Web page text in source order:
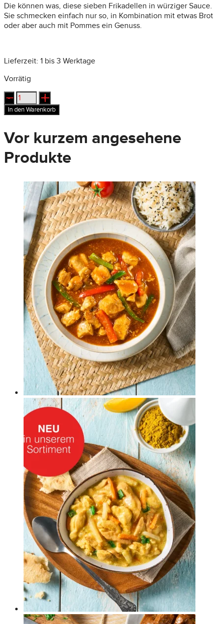
Die können was, diese sieben Frikadellen in würziger Sauce.
Sie schmecken einfach nur so, in Kombination mit etwas Brot
oder aber auch mit Pommes ein Genuss.
Lieferzeit: 1 bis 3 Werktage
Vorrätig
Frikadelling:
sieben
Hackbällchen
Sauce
Menge
In den Warenkorb
Vor kurzem angesehene
Produkte